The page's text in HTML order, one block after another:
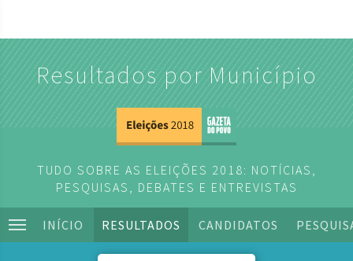
Resultados por Município
TUDO SOBRE AS ELEIÇÕES 2018: NOTÍCIAS,
PESQUISAS, DEBATES E ENTREVISTAS
INÍCIO RESULTADOS CANDIDATOS